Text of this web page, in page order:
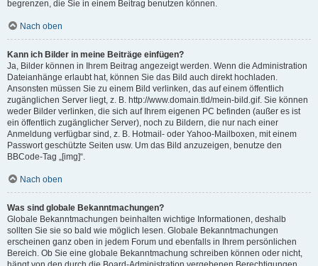
begrenzen, die Sie in einem Beitrag benutzen können.
Nach oben
Kann ich Bilder in meine Beiträge einfügen?
Ja, Bilder können in Ihrem Beitrag angezeigt werden. Wenn die Administration
Dateianhänge erlaubt hat, können Sie das Bild auch direkt hochladen.
Ansonsten müssen Sie zu einem Bild verlinken, das auf einem öffentlich
zugänglichen Server liegt, z. B. http://www.domain.tld/mein-bild.gif. Sie können
weder Bilder verlinken, die sich auf Ihrem eigenen PC befinden (außer es ist
ein öffentlich zugänglicher Server), noch zu Bildern, die nur nach einer
Anmeldung verfügbar sind, z. B. Hotmail- oder Yahoo-Mailboxen, mit einem
Passwort geschützte Seiten usw. Um das Bild anzuzeigen, benutze den
BBCode-Tag „[img]“.
Nach oben
Was sind globale Bekanntmachungen?
Globale Bekanntmachungen beinhalten wichtige Informationen, deshalb
sollten Sie sie so bald wie möglich lesen. Globale Bekanntmachungen
erscheinen ganz oben in jedem Forum und ebenfalls in Ihrem persönlichen
Bereich. Ob Sie eine globale Bekanntmachung schreiben können oder nicht,